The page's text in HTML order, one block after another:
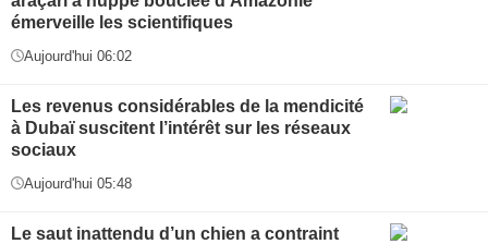
émerveille les scientifiques
Aujourd'hui 06:02
Les revenus considérables de la mendicité
à Dubaï suscitent l’intérêt sur les réseaux
sociaux
Aujourd'hui 05:48
Le saut inattendu d’un chien a contraint